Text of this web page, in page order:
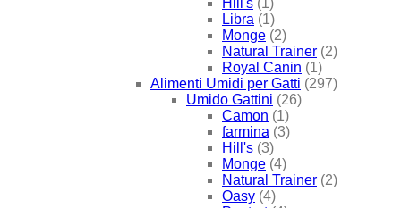
Hill's (1)
Libra (1)
Monge (2)
Natural Trainer (2)
Royal Canin (1)
Alimenti Umidi per Gatti (297)
Umido Gattini (26)
Camon (1)
farmina (3)
Hill's (3)
Monge (4)
Natural Trainer (2)
Oasy (4)